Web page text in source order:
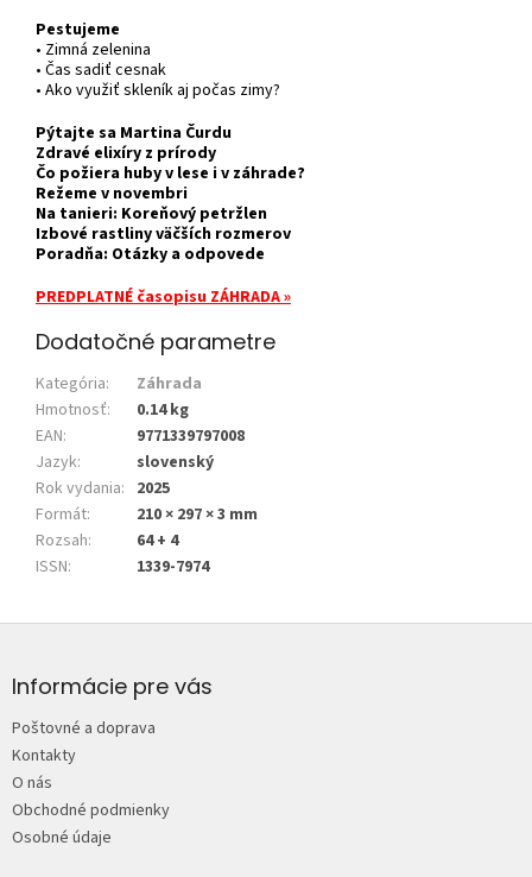
Pestujeme
• Zimná zelenina
• Čas sadiť cesnak
• Ako využiť skleník aj počas zimy?
Pýtajte sa Martina Čurdu
Zdravé elixíry z prírody
Čo požiera huby v lese i v záhrade?
Režeme v novembri
Na tanieri: Koreňový petržlen
Izbové rastliny väčších rozmerov
Poradňa: Otázky a odpovede
PREDPLATNÉ časopisu ZÁHRADA»
Dodatočné parametre
Kategória:
Záhrada
Hmotnosť:
0.14 kg
EAN:
9771339797008
Jazyk:
slovenský
Rok vydania: 2025
Formát:
210 × 297 × 3 mm
Rozsah:
64 + 4
ISSN: 1339-7974
p
e
Informácie pre vás
Poštovné a doprava
Kontakty
O nás
Obchodné podmienky
Osobné údaje